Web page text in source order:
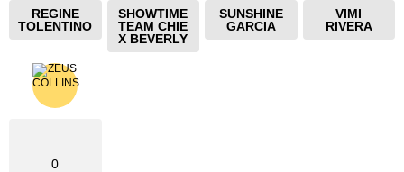
REGINE
TOLENTINO
SHOWTIME
TEAM CHIE
X BEVERLY
SUNSHINE
GARCIA
VIMI
RIVERA
0